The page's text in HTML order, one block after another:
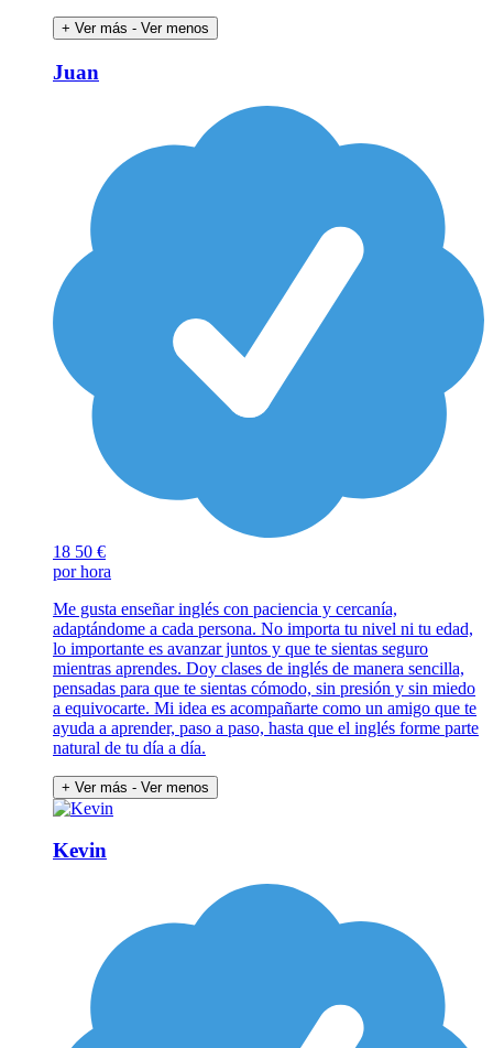
+ Ver más - Ver menos
Juan
18 50 €
por hora
Me gusta enseñar inglés con paciencia y cercanía,
adaptándome a cada persona. No importa tu nivel ni tu edad,
lo importante es avanzar juntos y que te sientas seguro
mientras aprendes. Doy clases de inglés de manera sencilla,
pensadas para que te sientas cómodo, sin presión y sin miedo
a equivocarte. Mi idea es acompañarte como un amigo que te
ayuda a aprender, paso a paso, hasta que el inglés forme parte
natural de tu día a día.
+ Ver más - Ver menos
Kevin